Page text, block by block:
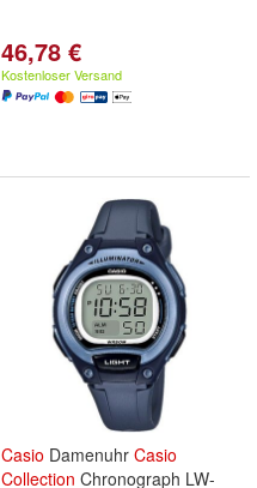
46,78 €
Kostenloser Versand
Casio Damenuhr Casio
Collection Chronograph LW-